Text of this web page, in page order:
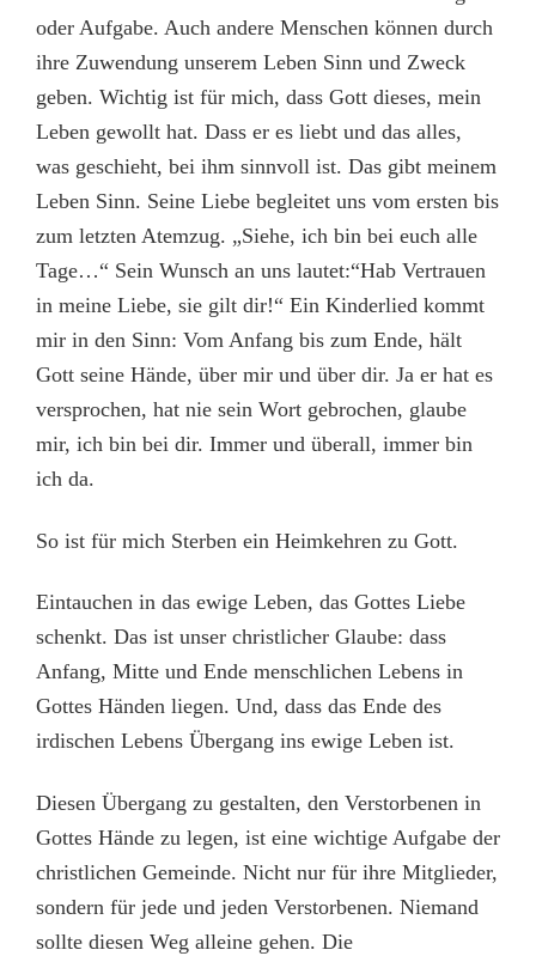
oder Aufgabe. Auch andere Menschen können durch
ihre Zuwendung unserem Leben Sinn und Zweck
geben. Wichtig ist für mich, dass Gott dieses, mein
Leben gewollt hat. Dass er es liebt und das alles,
was geschieht, bei ihm sinnvoll ist. Das gibt meinem
Leben Sinn. Seine Liebe begleitet uns vom ersten bis
zum letzten Atemzug. „Siehe, ich bin bei euch alle
Tage…“ Sein Wunsch an uns lautet:“Hab Vertrauen
in meine Liebe, sie gilt dir!“ Ein Kinderlied kommt
mir in den Sinn: Vom Anfang bis zum Ende, hält
Gott seine Hände, über mir und über dir. Ja er hat es
versprochen, hat nie sein Wort gebrochen, glaube
mir, ich bin bei dir. Immer und überall, immer bin
ich da.
So ist für mich Sterben ein Heimkehren zu Gott.
Eintauchen in das ewige Leben, das Gottes Liebe
schenkt. Das ist unser christlicher Glaube: dass
Anfang, Mitte und Ende menschlichen Lebens in
Gottes Händen liegen. Und, dass das Ende des
irdischen Lebens Übergang ins ewige Leben ist.
Diesen Übergang zu gestalten, den Verstorbenen in
Gottes Hände zu legen, ist eine wichtige Aufgabe der
christlichen Gemeinde. Nicht nur für ihre Mitglieder,
sondern für jede und jeden Verstorbenen. Niemand
sollte diesen Weg alleine gehen. Die